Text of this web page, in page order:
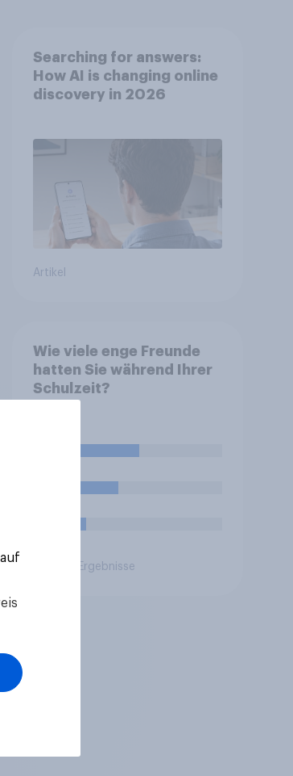
Searching for answers:
How AI is changing online
discovery in 2026
Artikel
Wie viele enge Freunde
hatten Sie während Ihrer
Schulzeit?
Aktuelle Ergebnisse